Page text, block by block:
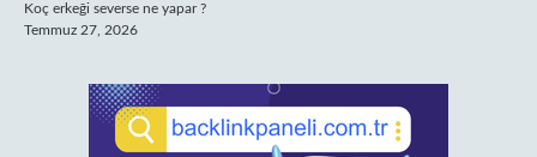
Koç erkeği severse ne yapar ?
Temmuz 27, 2026